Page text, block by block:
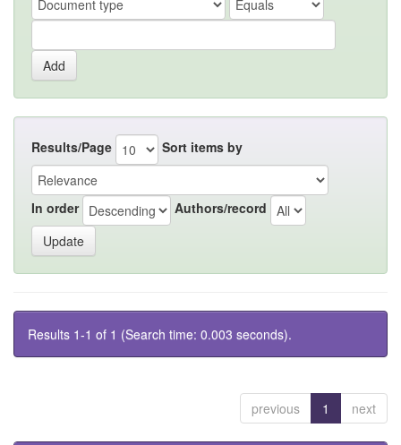
Results/Page Sort items by
In order Authors/record
Results 1-1 of 1 (Search time: 0.003 seconds).
previous 1 next